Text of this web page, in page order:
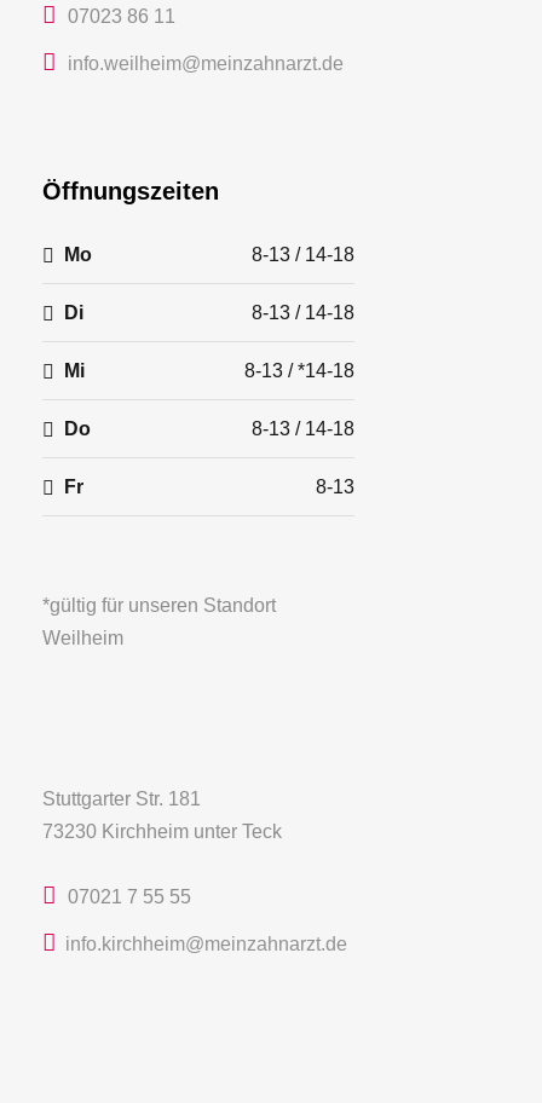
07023 86 11
info.weilheim@meinzahnarzt.de
Öffnungszeiten
Mo 8-13 / 14-18
Di 8-13 / 14-18
Mi 8-13 / *14-18
Do 8-13 / 14-18
Fr 8-13
*gültig für unseren Standort
Weilheim
Stuttgarter Str. 181
73230 Kirchheim unter Teck
07021 7 55 55
info.kirchheim@meinzahnarzt.de